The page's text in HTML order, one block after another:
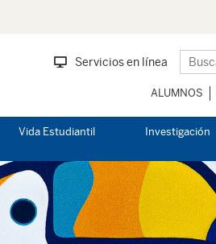
Servicios en línea
ALUMNOS
Vida Estudiantil Investigación